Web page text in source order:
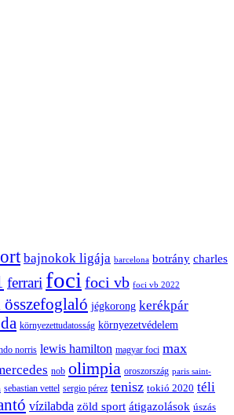
bajnokok ligája barcelona botrány charles
ferrari foci foci vb foci vb 2022
jégkorong kerékpár
környezettudatosság környezetvédelem
norris lewis hamilton magyar foci max
nob olimpia oroszország paris saint-
sebastian vettel sergio pérez tenisz tokió 2020 téli
vízilabda zöld sport átigazolások úszás